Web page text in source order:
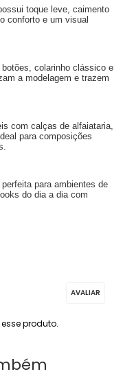
toque leve, caimento
conforto e um visual
colarinho clássico e
a modelagem e trazem
com calças de alfaiataria,
para composições
para ambientes de
do dia a dia com
produto.